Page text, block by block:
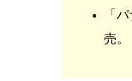
「
売。